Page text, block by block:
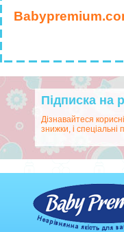
Підписка на
Дізнавайтеся
знижки, і спеціальні